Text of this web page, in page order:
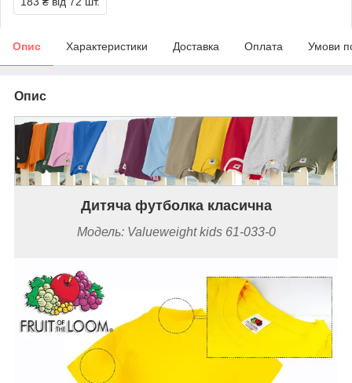
Опис Характеристики Доставка Оплата Умови
Опис
Дитяча футболка класична
Модель: Valueweight kids 61-033-0